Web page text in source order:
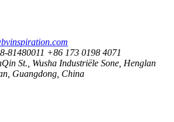
81480011 +86 173 0198 4071
St., Wusha Industriële Sone, Henglan
Guangdong, China